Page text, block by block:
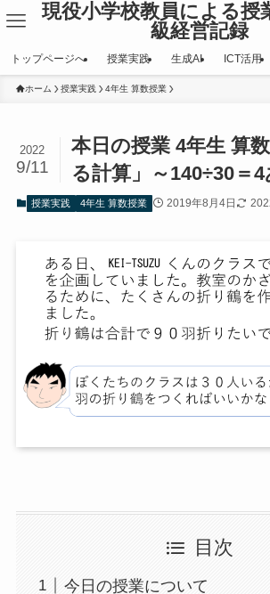
現役小学校教員による授
級経営記録
トップページへ 授業実践 生成AI ICT活用
ホーム 授業実践 4年生 算数授業
本日の授業 4年生 算
る計算」～140÷30＝
2022
9/11
授業実践 4年生 算数授業 2019年8月4日
目次
今日の授業について